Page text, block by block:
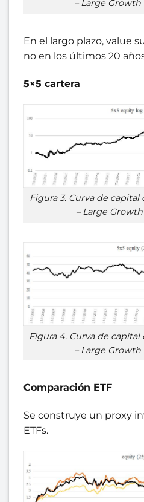
– Large Growth
En el largo plazo, value
no en los últimos 20
5×5 cartera
Figura 3. Curva de capital
– Large Growth
Figura 4. Curva de capital
– Large Growth
Comparación ETF
Se construye un proxy
ETFs.